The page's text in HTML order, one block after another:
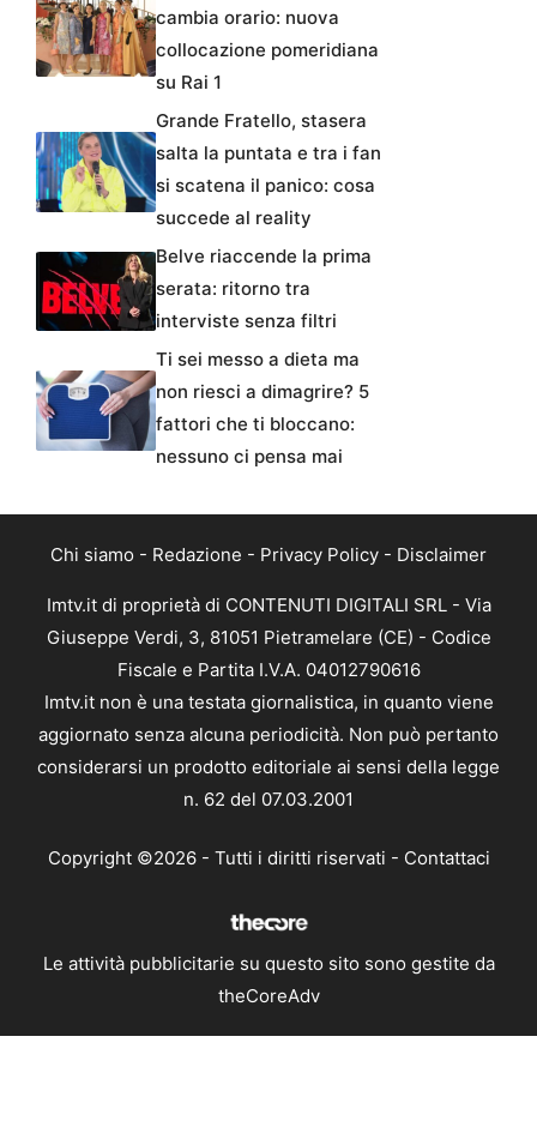
cambia orario: nuova
collocazione pomeridiana
su Rai 1
Grande Fratello, stasera
salta la puntata e tra i fan
si scatena il panico: cosa
succede al reality
Belve riaccende la prima
serata: ritorno tra
interviste senza filtri
Ti sei messo a dieta ma
non riesci a dimagrire? 5
fattori che ti bloccano:
nessuno ci pensa mai
Chi siamo - Redazione - Privacy Policy - Disclaimer
Imtv.it di proprietà di CONTENUTI DIGITALI SRL - Via
Giuseppe Verdi, 3, 81051 Pietramelare (CE) - Codice
Fiscale e Partita I.V.A. 04012790616
Imtv.it non è una testata giornalistica, in quanto viene
aggiornato senza alcuna periodicità. Non può pertanto
considerarsi un prodotto editoriale ai sensi della legge
n. 62 del 07.03.2001
Copyright ©2026 - Tutti i diritti riservati - Contattaci
Le attività pubblicitarie su questo sito sono gestite da
theCoreAdv